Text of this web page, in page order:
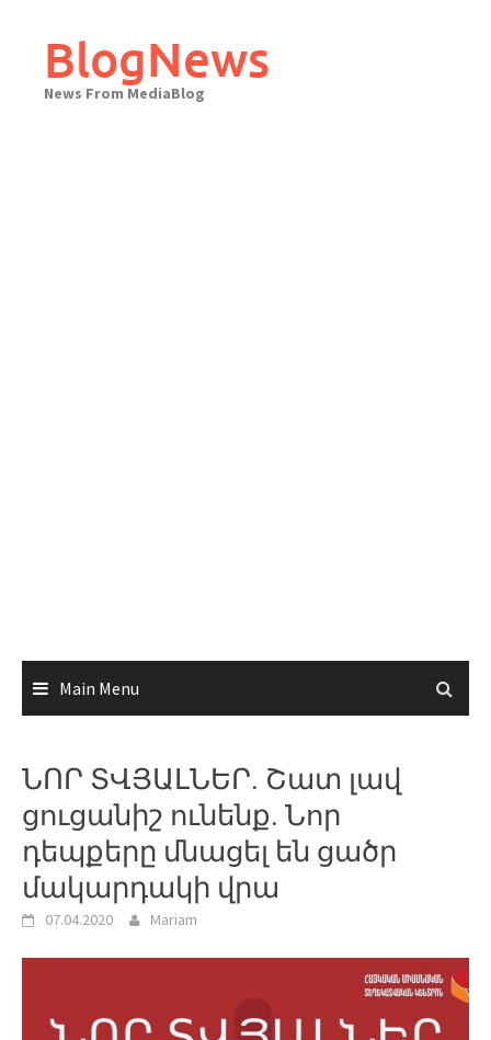
contentBlogNews
News From MediaBlog
Main Menu
ՆՈՐ ՏՎՅԱԼՆԵՐ. Շատ լավ
ցուցանիշ ունենք. Նոր
դեպքերը մնացել են ցածր
մակարդակի վրա
07.04.2020 Mariam